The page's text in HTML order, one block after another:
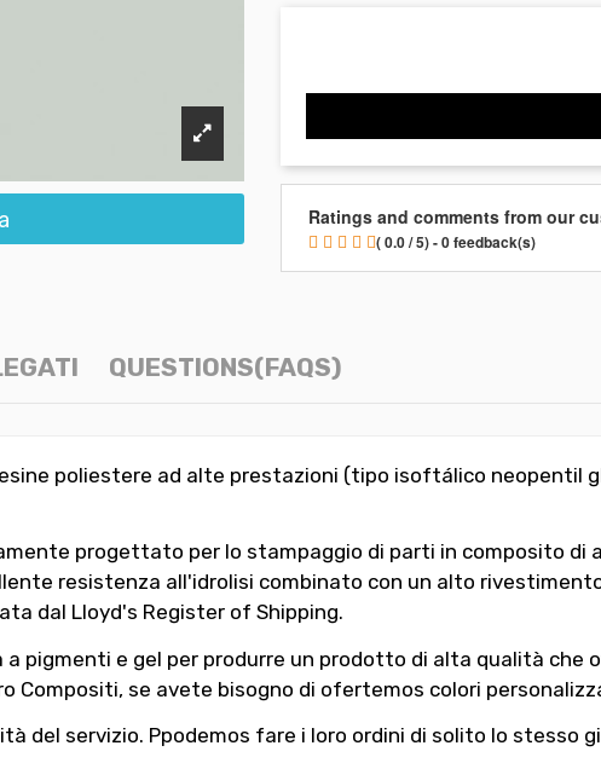
Ratings and comments from our
( 0.0 / 5) - 0 feedback(s)
QUESTIONS(FAQS)
poliestere ad alte prestazioni (tipo isoftálico neopentil
progettato per lo stampaggio di parti in composito
resistenza all'idrolisi combinato con un alto
dal Lloyd's Register of Shipping.
pigmenti e gel per produrre un prodotto di alta qualità che
Compositi, se avete bisogno di ofertemos colori
del servizio. Ppodemos fare i loro ordini di solito lo stesso